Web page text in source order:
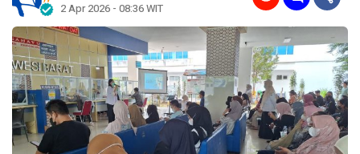
2 Apr 2026 - 08:36 WIT